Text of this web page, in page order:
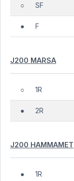
○ SF
● F
J200 MARSA
○ 1R
● 2R
J200 HAMMAMET
● 1R